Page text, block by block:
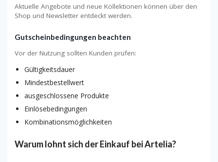
Aktuelle Angebote und neue Kollektionen können über den
Shop und Newsletter entdeckt werden.
Gutscheinbedingungen beachten
Vor der Nutzung sollten Kunden prüfen:
Gültigkeitsdauer
Mindestbestellwert
ausgeschlossene Produkte
Einlösebedingungen
Kombinationsmöglichkeiten
Warum lohnt sich der Einkauf bei Artelia?